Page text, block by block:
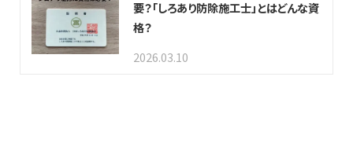
要？「しろあり防除施工士」とはどんな資
格？
2026.03.10